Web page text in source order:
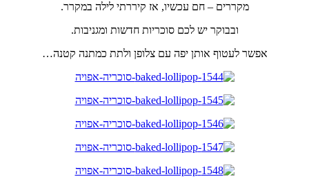
מקררים – חם עכשיו, אז קיררתי לילה במקרר.
ובבוקר יש לכם סוכריות חדשות ומגניבות.
אפשר לעטוף אותן יפה עם צלופן ולתת כמתנה קטנה…